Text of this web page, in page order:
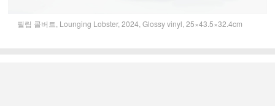
필립 콜버트, Lounging Lobster, 2024, Glossy vinyl, 25×43.5×32.4cm